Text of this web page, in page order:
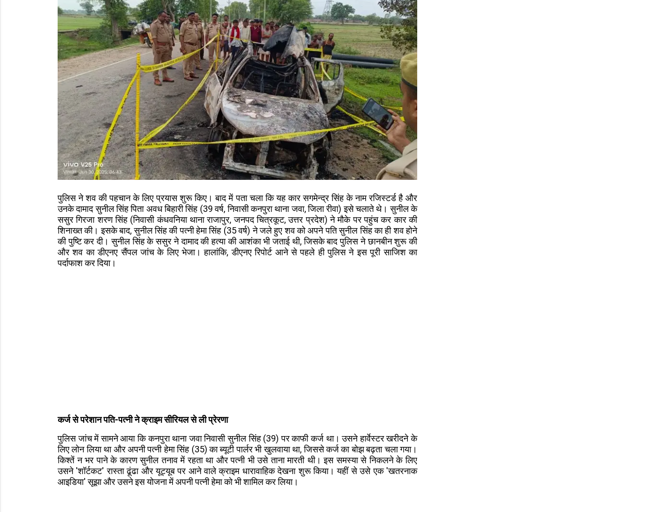
पुलिस ने शव की पहचान के लिए प्रयास शुरू किए। बाद में पता चला कि यह कार सगमेन्द्र सिंह के नाम रजिस्टर्ड है और
उनके दामाद सुनील सिंह पिता अवध बिहारी सिंह (39 वर्ष, निवासी कनपुरा थाना जवा, जिला रीवा) इसे चलाते थे। सुनील के
ससुर गिरजा शरण सिंह (निवासी कंधवनिया थाना राजापुर, जनपद चित्रकूट, उत्तर प्रदेश) ने मौके पर पहुंच कर कार की
शिनाख्त की। इसके बाद, सुनील सिंह की पत्नी हेमा सिंह (35 वर्ष) ने जले हुए शव को अपने पति सुनील सिंह का ही शव होने
की पुष्टि कर दी। सुनील सिंह के ससुर ने दामाद की हत्या की आशंका भी जताई थी, जिसके बाद पुलिस ने छानबीन शुरू की
और शव का डीएनए सैंपल जांच के लिए भेजा। हालांकि, डीएनए रिपोर्ट आने से पहले ही पुलिस ने इस पूरी साजिश का
पर्दाफाश कर दिया।
कर्ज से परेशान पति-पत्नी ने क्राइम सीरियल से ली प्रेरणा
पुलिस जांच में सामने आया कि कनपुरा थाना जवा निवासी सुनील सिंह (39) पर काफी कर्ज था। उसने हार्वेस्टर खरीदने के
लिए लोन लिया था और अपनी पत्नी हेमा सिंह (35) का ब्यूटी पार्लर भी खुलवाया था, जिससे कर्ज का बोझ बढ़ता चला गया।
किश्तें न भर पाने के कारण सुनील तनाव में रहता था और पत्नी भी उसे ताना मारती थी। इस समस्या से निकलने के लिए
उसने 'शॉर्टकट' रास्ता ढूंढा और यूट्यूब पर आने वाले क्राइम धारावाहिक देखना शुरू किया। यहीं से उसे एक 'खतरनाक
आइडिया' सूझा और उसने इस योजना में अपनी पत्नी हेमा को भी शामिल कर लिया।